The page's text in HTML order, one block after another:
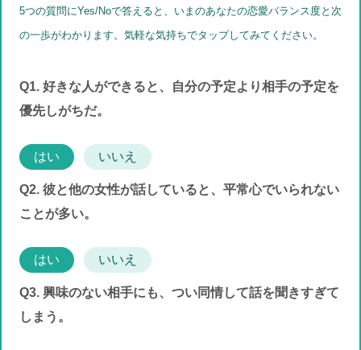
5つの質問にYes/Noで答えると、いまのあなたの恋愛バランス度と次
の一歩がわかります。気軽な気持ちでタップしてみてください。
Q1. 好きな人ができると、自分の予定より相手の予定を
優先しがちだ。
はい いいえ
Q2. 彼と他の女性が話していると、平常心でいられない
ことが多い。
はい いいえ
Q3. 興味のない相手にも、つい同情して話を聞きすぎて
しまう。